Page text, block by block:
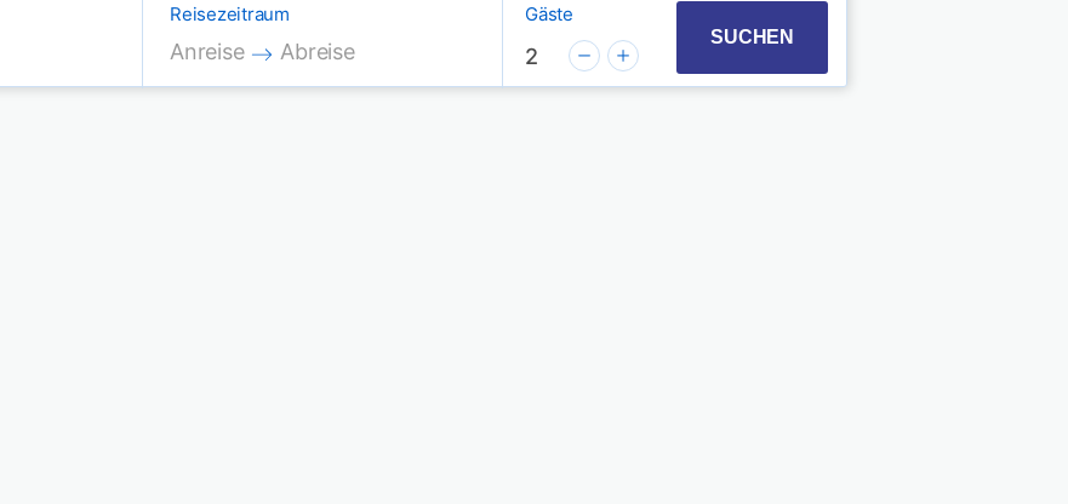
Reisezeitraum
Press the down arrow key to interact with the calendar and select a date. Press the
Anreise
Press the down arrow key to interact with the calendar and select a date.
Abreise
Gäste
2
SUCHEN